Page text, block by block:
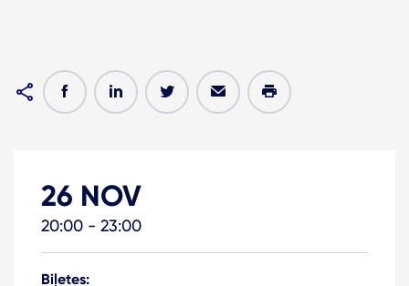
26 NOV
20:00 - 23:00
Biļetes: